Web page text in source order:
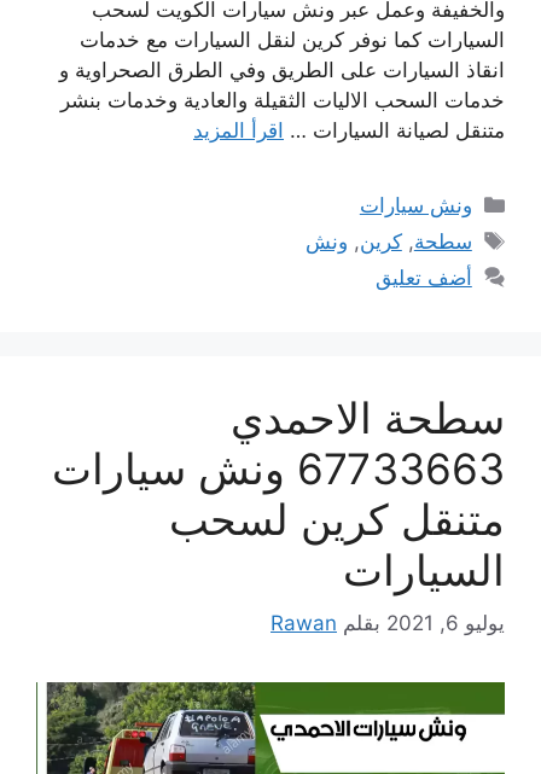
والخفيفة وعمل عبر ونش سيارات الكويت لسحب
السيارات كما نوفر كرين لنقل السيارات مع خدمات
انقاذ السيارات على الطريق وفي الطرق الصحراوية و
خدمات السحب الاليات الثقيلة والعادية وخدمات بنشر
متنقل لصيانة السيارات … اقرأ المزيد
التصنيفات
ونش سيارات
الوسوم
سطحة,كرين, ونش
أضف تعليق
سطحة الاحمدي
67733663 ونش سيارات
متنقل كرين لسحب
السيارات
يوليو 6, 2021 بقلم Rawan